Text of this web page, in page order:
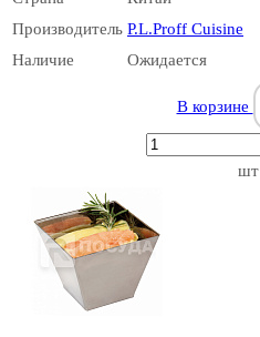
Производитель P.L.Proff Cuisine
Наличие
Ожидается
В корзине
шт